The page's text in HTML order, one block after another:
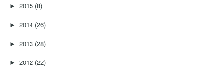
►2015 (8)
►2014 (26)
►2013 (28)
►2012 (22)